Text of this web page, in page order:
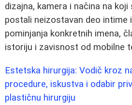
dizajna, kamera i načina na
postali neizostavan deo intime
pominjanja konkretnih imena,
istoriju i zavisnost od mobilne
Estetska hirurgija: Vodič kroz
procedure, iskustva i odabir
plastičnu hirurgiju